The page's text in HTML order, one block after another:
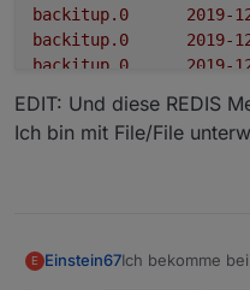
backitup.0
backitup.0
backitup.0
backitup.0
EDIT: Und diese REDIS
Ich bin mit File/File
E Einstein67Ich bekomme